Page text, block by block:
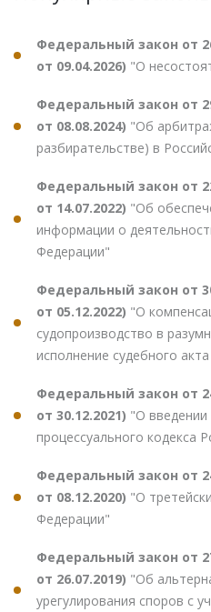
Федеральный закон от
от 09.04.2026) "О
Федеральный закон от
от 08.08.2024) "Об
разбирательстве) в
Федеральный закон от
от 14.07.2022) "Об
информации о
Федерации"
Федеральный закон от
от 05.12.2022) "О
судопроизводство в
исполнение судебного
Федеральный закон от
от 30.12.2021) "О введении
процессуального кодекса
Федеральный закон от
от 08.12.2020) "О
Федерации"
Федеральный закон от
от 26.07.2019) "Об
урегулирования споров с